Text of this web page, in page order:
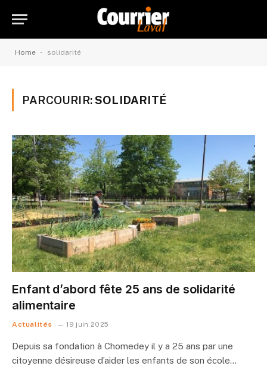
Home - solidarité
PARCOURIR:SOLIDARITÉ
Enfant d’abord fête 25 ans de solidarité
alimentaire
Actualités 19 juin 2025
Depuis sa fondation à Chomedey il y a 25 ans par une
citoyenne désireuse d’aider les enfants de son école…